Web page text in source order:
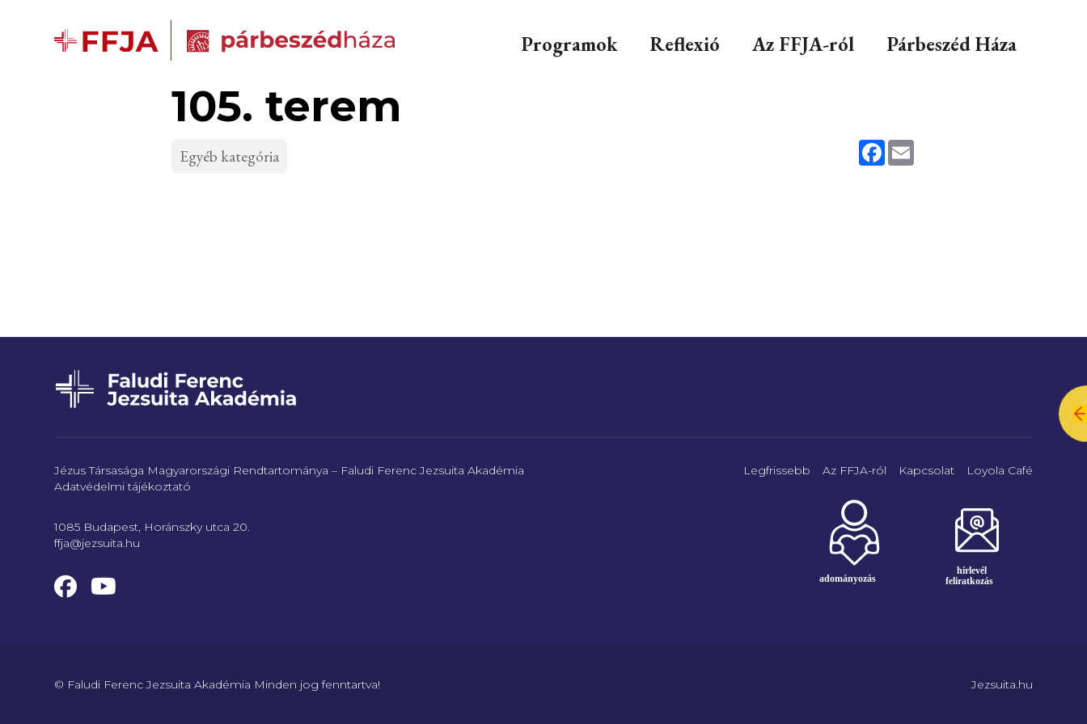
Programok Reflexió Az FFJA-ról Párbeszéd Háza
105. terem
Facebook
Email
Egyéb kategória
Jézus Társasága Magyarországi Rendtartománya – Faludi Ferenc Jezsuita Akadémia
Adatvédelmi tájékoztató
1085 Budapest, Horánszky utca 20.
ffja@jezsuita.hu
Legfrissebb Az FFJA-ról Kapcsolat Loyola Café
© Faludi Ferenc Jezsuita Akadémia Minden jog fenntartva! Jezsuita.hu